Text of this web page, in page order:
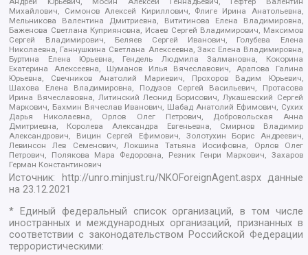
Михайлович, Симонов Алексей Кириллович, Флиге Ирина Анатольевна,
Мельникова Валентина Дмитриевна, Вититинова Елена Владимировна,
Баженова Светлана Куприяновна, Исаев Сергей Владимирович, Максимов
Сергей Владимирович, Беляев Сергей Иванович, Голубева Елена
Николаевна, Ганнушкина Светлана Алексеевна, Закс Елена Владимировна,
Буртина Елена Юрьевна, Гендель Людмила Залмановна, Кокорина
Екатерина Алексеевна, Шуманов Илья Вячеславович, Арапова Галина
Юрьевна, Свечников Анатолий Мариевич, Прохоров Вадим Юрьевич,
Шахова Елена Владимировна, Подузов Сергей Васильевич, Протасова
Ирина Вячеславовна, Литинский Леонид Борисович, Лукашевский Сергей
Маркович, Бахмин Вячеслав Иванович, Шабад Анатолий Ефимович, Сухих
Дарья Николаевна, Орлов Олег Петрович, Добровольская Анна
Дмитриевна, Королева Александра Евгеньевна, Смирнов Владимир
Александрович, Вицин Сергей Ефимович, Золотухин Борис Андреевич,
Левинсон Лев Семенович, Локшина Татьяна Иосифовна, Орлов Олег
Петрович, Полякова Мара Федоровна, Резник Генри Маркович, Захаров
Герман Константинович
Источник: http://unro.minjust.ru/NKOForeignAgent.aspxданные
на23.12.2021
* Единый федеральный список организаций, в том числе
иностранных и международных организаций, признанных в
соответствии с законодательством Российской Федерации
террористическими: